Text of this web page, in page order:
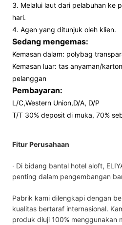
3. Melalui laut dari pelabuhan ke
hari.
4. Agen yang ditunjuk oleh klien.
Sedang mengemas:
Kemasan dalam: polybag
Kemasan luar: tas anyaman/
pelanggan
Pembayaran:
L/C,Western Union,D/A, D/P
T/T 30% deposit di muka, 70%
Fitur Perusahaan
· Di bidang bantal hotel aloft,
penting dalam pengembangan
Pabrik kami dilengkapi dengan
kualitas bertaraf internasional.
produk diuji 100% menggunakan